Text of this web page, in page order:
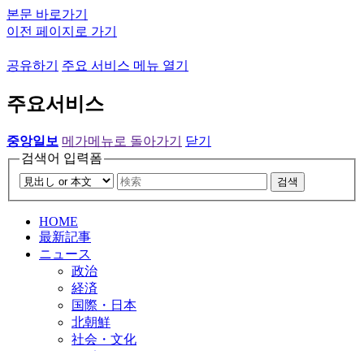
본문 바로가기
이전 페이지로 가기
공유하기 주요 서비스 메뉴 열기
주요서비스
중앙일보 메가메뉴로 돌아가기
닫기
검색어 입력폼
검색
HOME
最新記事
ニュース
政治
経済
国際・日本
北朝鮮
社会・文化